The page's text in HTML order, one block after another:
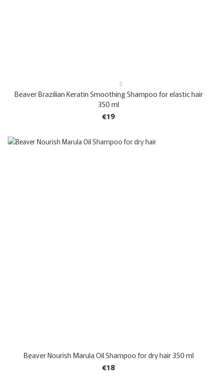
5
Beaver Brazilian Keratin Smoothing Shampoo for elastic hair
350 ml
€19
Beaver Nourish Marula Oil Shampoo for dry hair 350 ml
€18